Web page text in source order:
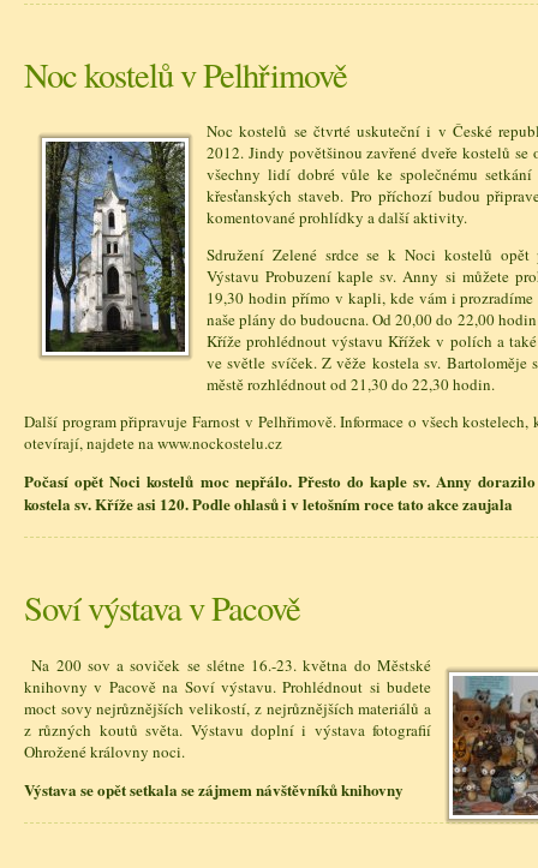
Noc kostelů v Pelhřimově
Noc kostelů se čtvrté uskuteční i v České
2012. Jindy povětšinou zavřené dveře kostelů se
všechny lidí dobré vůle ke společnému
křesťanských staveb. Pro příchozí budou
komentované prohlídky a další aktivity.
Sdružení Zelené srdce se k Noci kostelů
Výstavu Probuzení kaple sv. Anny si můžete
19,30 hodin přímo v kapli, kde vám i
naše plány do budoucna. Od 20,00 do 22,00
Kříže prohlédnout výstavu Křížek v polích a
ve světle svíček. Z věže kostela sv. Bartoloměje
městě rozhlédnout od 21,30 do 22,30 hodin.
Další program připravuje Farnost v Pelhřimově. Informace o všech kostelech,
otevírají, najdete na www.nockostelu.cz
Počasí opět Noci kostelů moc nepřálo. Přesto do kaple sv. Anny
kostela sv. Kříže asi 120. Podle ohlasů i v letošním roce tato akce zaujala
Soví výstava v Pacově
Na 200 sov a soviček se slétne 16.-23. května do Městské
knihovny v Pacově na Soví výstavu. Prohlédnout si budete
moct sovy nejrůznějších velikostí, z nejrůznějších materiálů a
z různých koutů světa. Výstavu doplní i výstava fotografií
Ohrožené královny noci.
Výstava se opět setkala se zájmem návštěvníků knihovny